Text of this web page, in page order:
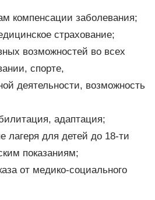
компенсации заболевания;
страхование;
возможностей во всех
спорте,
деятельности, возможность
адаптация;
лагеря для детей до 18-ти
показаниям;
от медико-социального